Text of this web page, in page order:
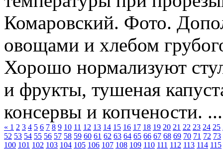
Комаровский. Фото.
овощами и хлебом
Хорошо нормализуют
и фрукты, тушеная
консервы и копчености. ...
« 1 2 3 4 5 6 7 8 9 10 11 12 13 14 15 16 17 18 19 20 21 22 23 24 25
52 53 54 55 56 57 58 59 60 61 62 63 64 65 66 67 68 69 70 71 72 73
100 101 102 103 104 105 106 107 108 109 110 111 112 113 114 115